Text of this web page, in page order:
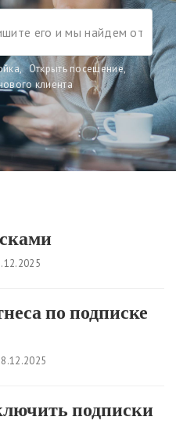
, Открыть посещение,
клиента
по подписке
подписки